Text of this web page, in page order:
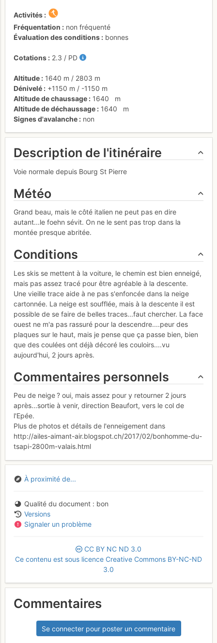
Activités
Fréquentation
non fréquenté
Évaluation des conditions
bonnes
Cotations 2.3 / PD
Altitude 1640 m / 2803 m
Dénivelé
+1150 m / -1150 m
Altitude de chaussage
1640
m
Altitude de déchaussage
1640
m
Signes d'avalanche
non
Description de l'itinéraire
Voie normale depuis Bourg St Pierre
Météo
Grand beau, mais le côté italien ne peut pas en dire
autant...le foehn sévit. On ne le sent pas trop dans la
montée presque abritée.
Conditions
Les skis se mettent à la voiture, le chemin est bien enneigé,
mais pas assez tracé pour être agréable à la descente.
Une vieille trace aide à ne pas s'enfoncée dans la neige
cartonnée. La neige est soufflée, mais à la descente il est
possible de se faire de belles traces...faut chercher. La face
ouest ne m'a pas rassuré pour la descendre....peur des
plaques sur le haut, mais je pense que ça passe bien, bien
que des coulées ont déjà décoré les couloirs....vu
aujourd'hui, 2 jours après.
Commentaires personnels
Peu de neige ? oui, mais assez pour y retourner 2 jours
après...sortie à venir, direction Beaufort, vers le col de
l'Epée.
Plus de photos et détails de l'enneigement dans
http://ailes-aimant-air.blogspot.ch/2017/02/bonhomme-du-
tsapi-2800m-valais.html
À proximité de...
Qualité du document
bon
Versions
Signaler un problème
CC BY NC ND 3.0
Ce contenu est sous licence Creative Commons BY-NC-ND
3.0
Commentaires
Se connecter pour poster un commentaire